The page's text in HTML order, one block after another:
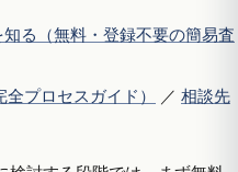
る（無料・登録不要の簡易査
プロセスガイド）
／ 相談先